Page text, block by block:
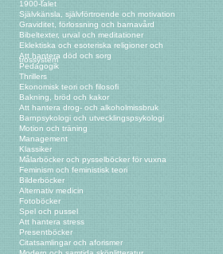
1900-talet
Självkänsla, självförtroende och motivation
Graviditet, förlossning och barnavård
Bibeltexter, urval och meditationer
Eklektiska och esoteriska religioner och
trossystem
Att hantera död och sorg
Pedagogik
Thrillers
Ekonomisk teori och filosofi
Bakning, bröd och kakor
Att hantera drog- och alkoholmissbruk
Barnpsykologi och utvecklingspsykologi
Motion och träning
Management
Klassiker
Målarböcker och pysselböcker för vuxna
Feminism och feministisk teori
Bilderböcker
Alternativ medicin
Fotoböcker
Spel och pussel
Att hantera stress
Presentböcker
Citatsamlingar och aforismer